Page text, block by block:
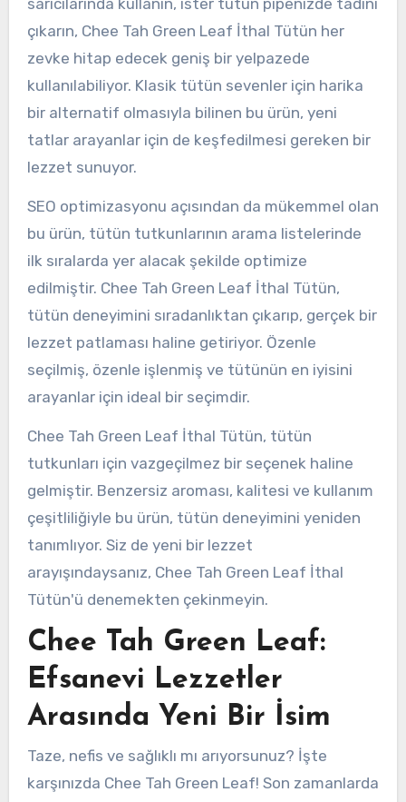
sarıcılarında kullanın, ister tütün pipenizde tadını
çıkarın, Chee Tah Green Leaf İthal Tütün her
zevke hitap edecek geniş bir yelpazede
kullanılabiliyor. Klasik tütün sevenler için harika
bir alternatif olmasıyla bilinen bu ürün, yeni
tatlar arayanlar için de keşfedilmesi gereken bir
lezzet sunuyor.
SEO optimizasyonu açısından da mükemmel olan
bu ürün, tütün tutkunlarının arama listelerinde
ilk sıralarda yer alacak şekilde optimize
edilmiştir. Chee Tah Green Leaf İthal Tütün,
tütün deneyimini sıradanlıktan çıkarıp, gerçek bir
lezzet patlaması haline getiriyor. Özenle
seçilmiş, özenle işlenmiş ve tütünün en iyisini
arayanlar için ideal bir seçimdir.
Chee Tah Green Leaf İthal Tütün, tütün
tutkunları için vazgeçilmez bir seçenek haline
gelmiştir. Benzersiz aroması, kalitesi ve kullanım
çeşitliliğiyle bu ürün, tütün deneyimini yeniden
tanımlıyor. Siz de yeni bir lezzet
arayışındaysanız, Chee Tah Green Leaf İthal
Tütün'ü denemekten çekinmeyin.
Chee Tah Green Leaf:
Efsanevi Lezzetler
Arasında Yeni Bir İsim
Taze, nefis ve sağlıklı mı arıyorsunuz? İşte
karşınızda Chee Tah Green Leaf! Son zamanlarda